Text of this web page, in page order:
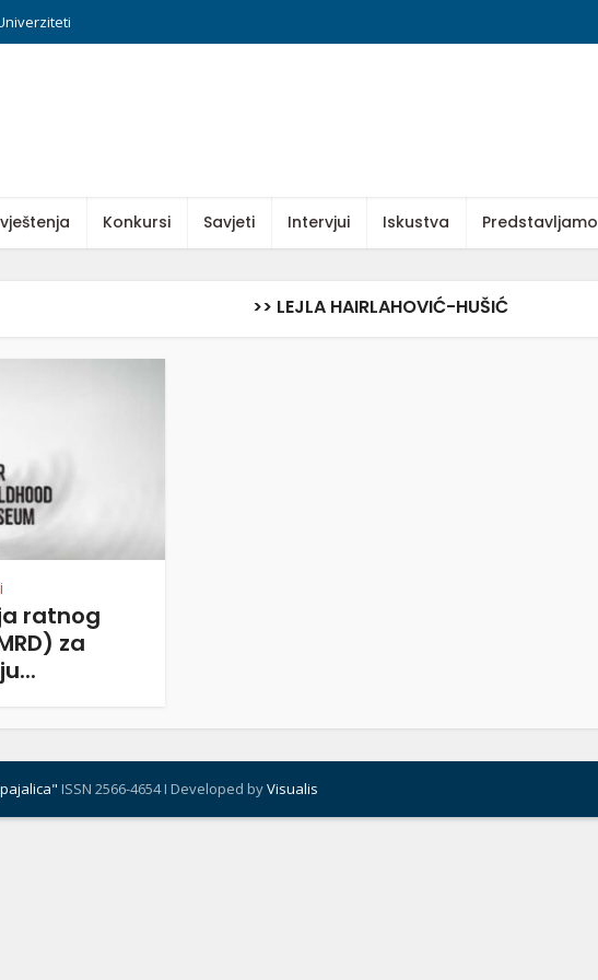
Konkursi Savjeti Intervjui Iskustva Predstavljamo
>> LEJLA HAIRLAHOVIĆ-HUŠIĆ
ratnog
za
ISSN 2566-4654 I Developed byVisualis